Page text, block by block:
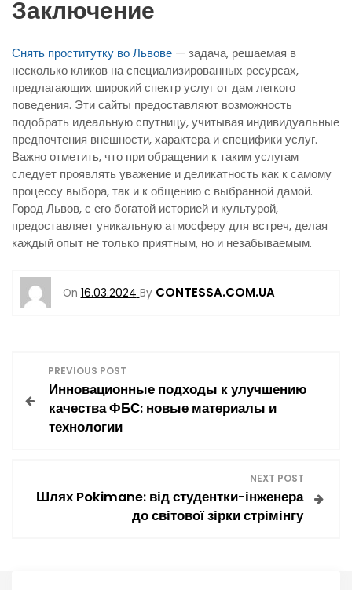
Заключение
Снять проститутку во Львове — задача, решаемая в
несколько кликов на специализированных ресурсах,
предлагающих широкий спектр услуг от дам легкого
поведения. Эти сайты предоставляют возможность
подобрать идеальную спутницу, учитывая индивидуальные
предпочтения внешности, характера и специфики услуг.
Важно отметить, что при обращении к таким услугам
следует проявлять уважение и деликатность как к самому
процессу выбора, так и к общению с выбранной дамой.
Город Львов, с его богатой историей и культурой,
предоставляет уникальную атмосферу для встреч, делая
каждый опыт не только приятным, но и незабываемым.
On 16.03.2024 By CONTESSA.COM.UA
PREVIOUS POST
Инновационные подходы к улучшению
качества ФБС: новые материалы и
технологии
NEXT POST
Шлях Pokimane: від студентки-інженера
до світової зірки стрімінгу